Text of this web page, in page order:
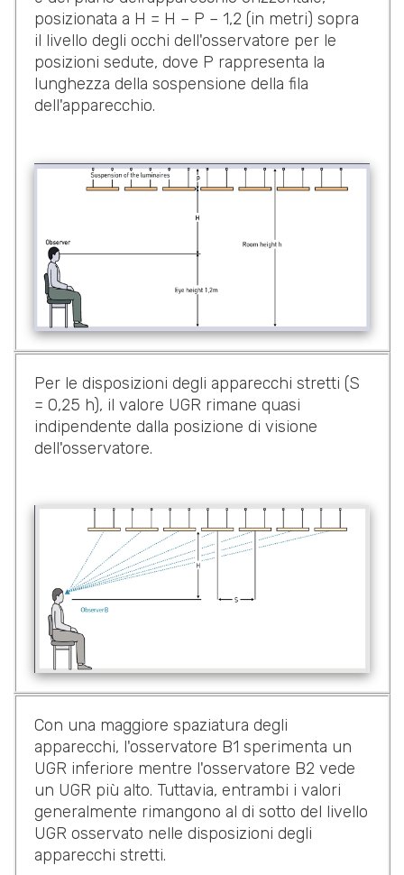
posizionata a H = H – P – 1,2 (in metri) sopra
il livello degli occhi dell'osservatore per le
posizioni sedute, dove P rappresenta la
lunghezza della sospensione della fila
dell'apparecchio.
Per le disposizioni degli apparecchi stretti (S
= 0,25 h), il valore UGR rimane quasi
indipendente dalla posizione di visione
dell'osservatore.
Con una maggiore spaziatura degli
apparecchi, l'osservatore B1 sperimenta un
UGR inferiore mentre l'osservatore B2 vede
un UGR più alto. Tuttavia, entrambi i valori
generalmente rimangono al di sotto del livello
UGR osservato nelle disposizioni degli
apparecchi stretti.